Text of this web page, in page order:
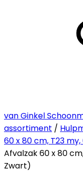
van Ginkel
assortiment /
60 x 80 cm, T23
Afvalzak 60 x 80
Zwart)